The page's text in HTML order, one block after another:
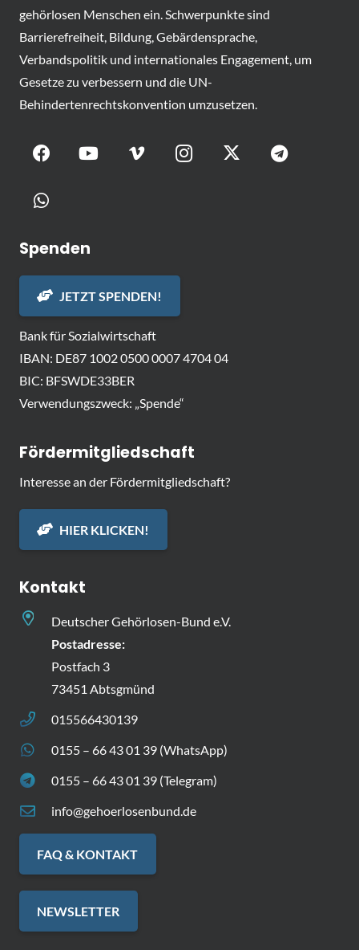
gehörlosen Menschen ein. Schwerpunkte sind
Barrierefreiheit, Bildung, Gebärdensprache,
Verbandspolitik und internationales Engagement, um
Gesetze zu verbessern und die UN-
Behindertenrechtskonvention umzusetzen.
Spenden
JETZT SPENDEN!
Bank für Sozialwirtschaft
IBAN: DE87 1002 0500 0007 4704 04
BIC: BFSWDE33BER
Verwendungszweck: „Spende“
Fördermitgliedschaft
Interesse an der Fördermitgliedschaft?
HIER KLICKEN!
Kontakt
Deutscher Gehörlosen-Bund e.V.
Postadresse:
Postfach 3
73451 Abtsgmünd
015566430139
0155 – 66 43 01 39 (WhatsApp)
0155 – 66 43 01 39 (Telegram)
info@gehoerlosenbund.de
FAQ & KONTAKT
NEWSLETTER